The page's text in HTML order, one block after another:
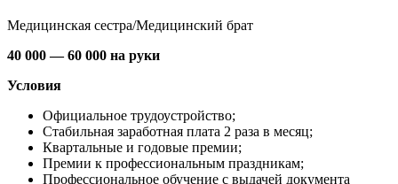
Медицинская сестра/Медицинский брат
40 000 — 60 000 на руки
Условия
Официальное трудоустройство;
Стабильная заработная плата 2 раза в месяц;
Квартальные и годовые премии;
Премии к профессиональным праздникам;
Профессиональное обучение с выдачей документа